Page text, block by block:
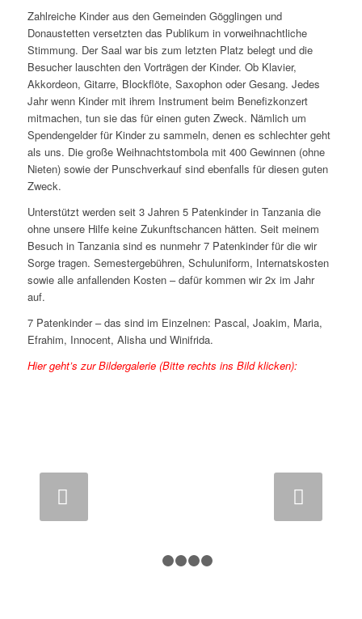
Zahlreiche Kinder aus den Gemeinden Gögglingen und
Donaustetten versetzten das Publikum in vorweihnachtliche
Stimmung. Der Saal war bis zum letzten Platz belegt und die
Besucher lauschten den Vorträgen der Kinder. Ob Klavier,
Akkordeon, Gitarre, Blockflöte, Saxophon oder Gesang. Jedes
Jahr wenn Kinder mit ihrem Instrument beim Benefizkonzert
mitmachen, tun sie das für einen guten Zweck. Nämlich um
Spendengelder für Kinder zu sammeln, denen es schlechter geht
als uns. Die große Weihnachtstombola mit 400 Gewinnen (ohne
Nieten) sowie der Punschverkauf sind ebenfalls für diesen guten
Zweck.
Unterstützt werden seit 3 Jahren 5 Patenkinder in Tanzania die
ohne unsere Hilfe keine Zukunftschancen hätten. Seit meinem
Besuch in Tanzania sind es nunmehr 7 Patenkinder für die wir
Sorge tragen. Semestergebühren, Schuluniform, Internatskosten
sowie alle anfallenden Kosten – dafür kommen wir 2x im Jahr
auf.
7 Patenkinder – das sind im Einzelnen: Pascal, Joakim, Maria,
Efrahim, Innocent, Alisha und Winifrida.
Hier geht’s zur Bildergalerie (Bitte rechts ins Bild klicken):